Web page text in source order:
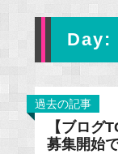
Day:
過去の記事
【ブログ
募集開始